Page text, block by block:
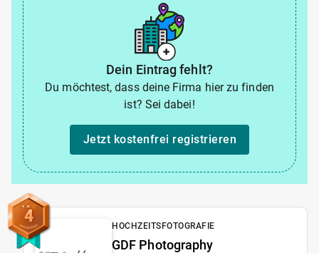
Dein Eintrag fehlt?
Du möchtest, dass deine Firma hier zu finden
ist? Sei dabei!
Jetzt kostenfrei registrieren
4 HOCHZEITSFOTOGRAFIE
GDF Photography